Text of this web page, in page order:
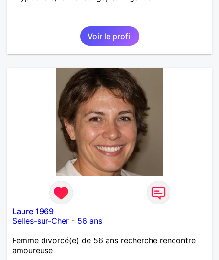
Voir le profil
Laure 1969
Selles-sur-Cher - 56 ans
Femme divorcé(e) de 56 ans recherche rencontre
amoureuse